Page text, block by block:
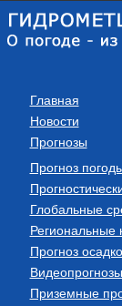
Главная
Новости
Прогнозы
Прогноз
Глобальные
Региональные
Прогноз
Видеопрогнозы
Приземные